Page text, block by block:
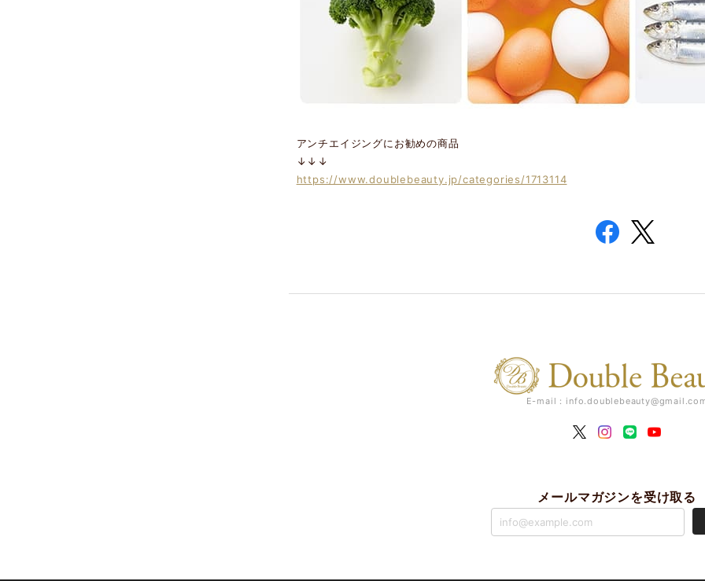
アンチエイジングにお勧めの商品
↓↓↓
https://www.doublebeauty.jp/categories/1713114
E-mail：
メールマガジンを受け取る